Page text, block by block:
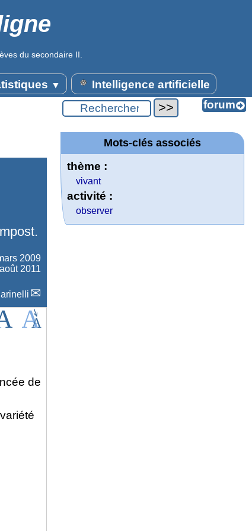
du secondaire II.
▼ Intelligence artificielle
2009
2011
de
Mots-clés associés
thème :
vivant
activité :
observer